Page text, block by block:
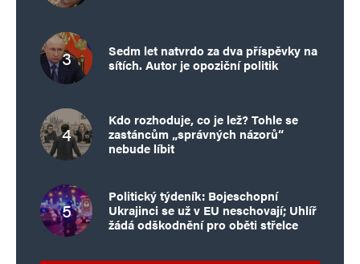
Sedm let natvrdo za dva příspěvky na
sítích. Autor je opoziční politik
Kdo rozhoduje, co je lež? Tohle se
zastáncům „správných názorů“
nebude líbit
Politický týdeník: Bojeschopní
Ukrajinci se už v EU neschovají; Uhlíř
žádá odškodnění pro oběti střelce